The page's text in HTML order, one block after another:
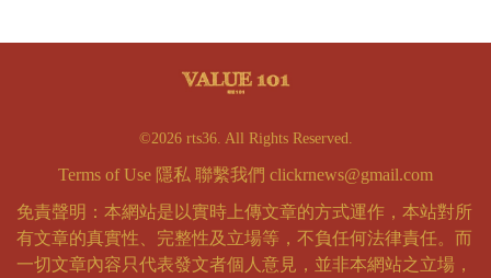
©2026 rts36. All Rights Reserved.
Terms of Use 隱私 聯繫我們 clickrnews@gmail.com
免責聲明：本網站是以實時上傳文章的方式運作，本站對所
有文章的真實性、完整性及立場等，不負任何法律責任。而
一切文章內容只代表發文者個人意見，並非本網站之立場，